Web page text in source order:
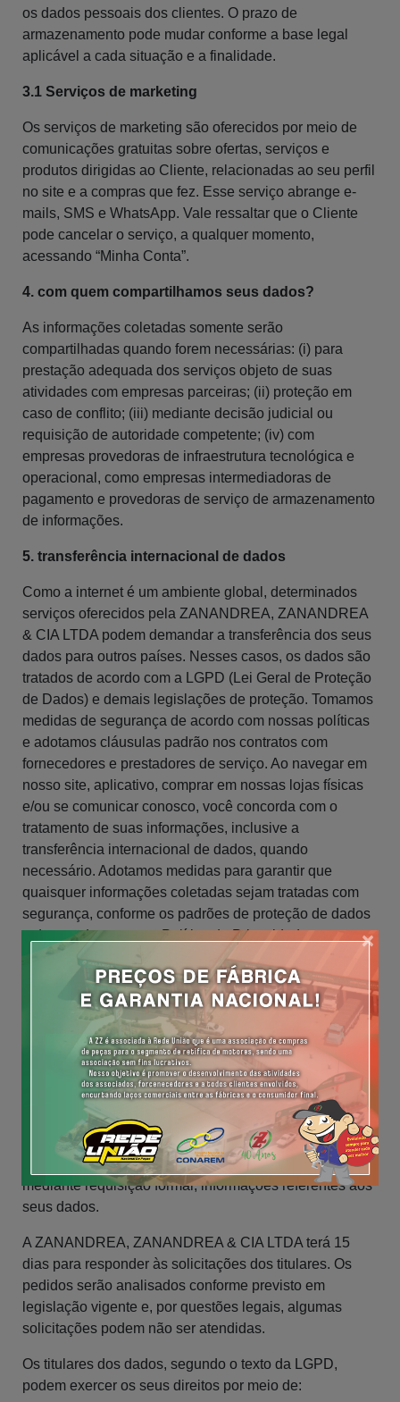
os dados pessoais dos clientes. O prazo de
armazenamento pode mudar conforme a base legal
aplicável a cada situação e a finalidade.
3.1 Serviços de marketing
Os serviços de marketing são oferecidos por meio de
comunicações gratuitas sobre ofertas, serviços e
produtos dirigidas ao Cliente, relacionadas ao seu perfil
no site e a compras que fez. Esse serviço abrange e-
mails, SMS e WhatsApp. Vale ressaltar que o Cliente
pode cancelar o serviço, a qualquer momento,
acessando “Minha Conta”.
4. com quem compartilhamos seus dados?
As informações coletadas somente serão
compartilhadas quando forem necessárias: (i) para
prestação adequada dos serviços objeto de suas
atividades com empresas parceiras; (ii) proteção em
caso de conflito; (iii) mediante decisão judicial ou
requisição de autoridade competente; (iv) com
empresas provedoras de infraestrutura tecnológica e
operacional, como empresas intermediadoras de
pagamento e provedoras de serviço de armazenamento
de informações.
5. transferência internacional de dados
Como a internet é um ambiente global, determinados
serviços oferecidos pela ZANANDREA, ZANANDREA
& CIA LTDA podem demandar a transferência dos seus
dados para outros países. Nesses casos, os dados são
tratados de acordo com a LGPD (Lei Geral de Proteção
de Dados) e demais legislações de proteção. Tomamos
medidas de segurança de acordo com nossas políticas
e adotamos cláusulas padrão nos contratos com
fornecedores e prestadores de serviço. Ao navegar em
nosso site, aplicativo, comprar em nossas lojas físicas
e/ou se comunicar conosco, você concorda com o
tratamento de suas informações, inclusive a
transferência internacional de dados, quando
necessário. Adotamos medidas para garantir que
quaisquer informações coletadas sejam tratadas com
segurança, conforme os padrões de proteção de dados
e de acordo com esta Política de Privacidade.
6. por quanto tempo armazenamos informações
pessoais?
Armazenamos as informações dos Clientes de acordo
com as normas de prescrição do Direito brasileiro.
7. quais são os direitos do titular de dados?
A partir do início da vigência da LGPD, o titular dos
dados pessoais terá o direito de obter da ZANANDREA,
ZANANDREA & CIA LTDA, a qualquer momento,
mediante requisição formal, informações referentes aos
seus dados.
A ZANANDREA, ZANANDREA & CIA LTDA terá 15
dias para responder às solicitações dos titulares. Os
pedidos serão analisados conforme previsto em
legislação vigente e, por questões legais, algumas
solicitações podem não ser atendidas.
Os titulares dos dados, segundo o texto da LGPD,
podem exercer os seus direitos por meio de:
×